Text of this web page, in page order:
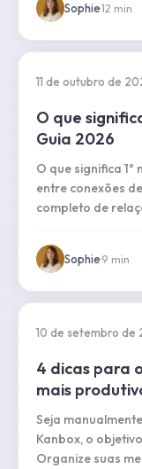
Sophie·12 min
11 de outubro de
O que
Guia 2026
O que significa
entre conexões
completo de
Sophie·9 min
10 de setembro de
4 dicas para
mais
Seja
Kanbox, o
Organize suas